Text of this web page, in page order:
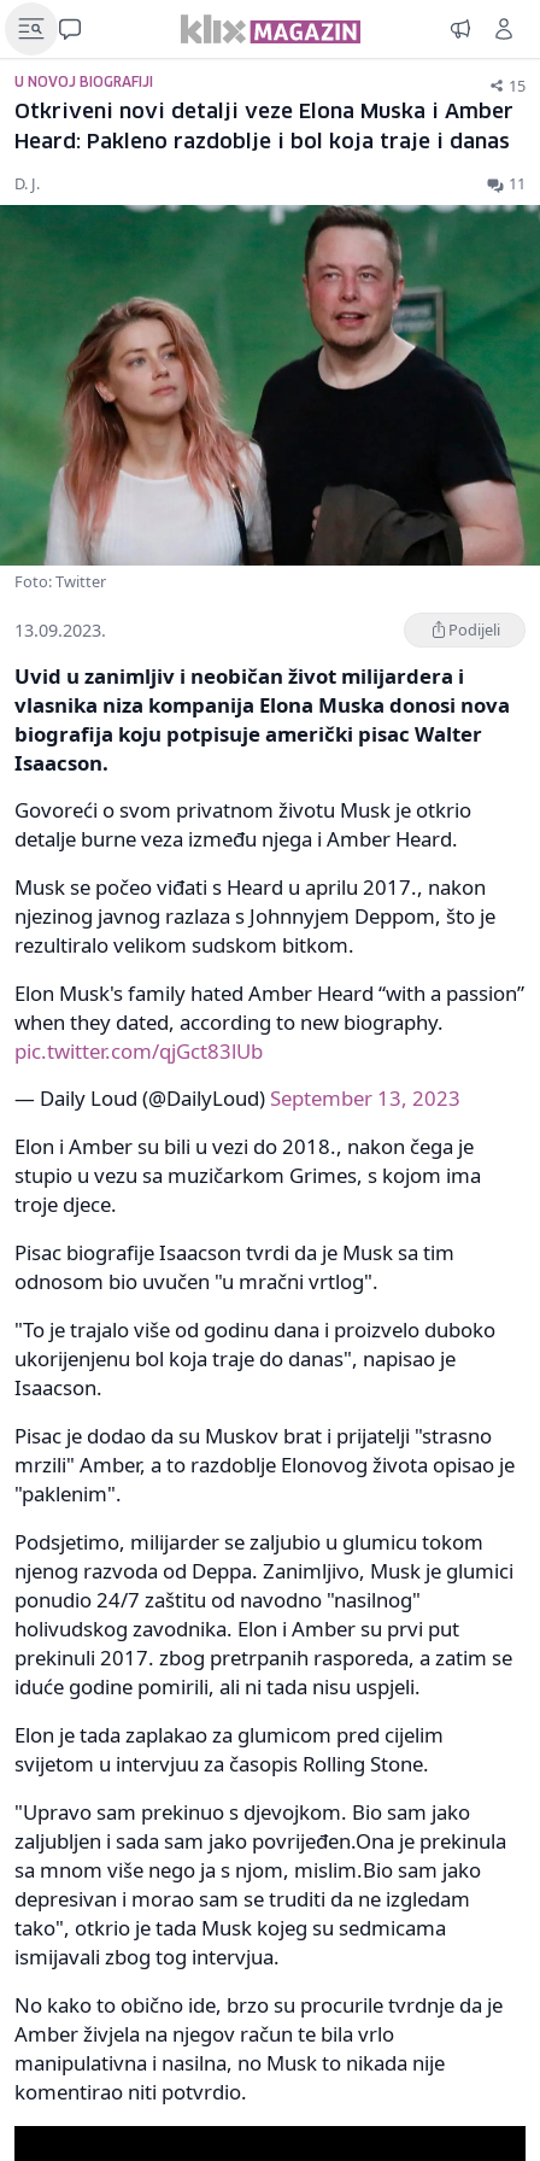
U NOVOJ BIOGRAFIJI 15
Otkriveni novi detalji veze Elona Muska i Amber
Heard: Pakleno razdoblje i bol koja traje i danas
D. J. 11
Foto: Twitter
13.09.2023. Podijeli
Uvid u zanimljiv i neobičan život milijardera i
vlasnika niza kompanija Elona Muska donosi nova
biografija koju potpisuje američki pisac Walter
Isaacson.
Govoreći o svom privatnom životu Musk je otkrio
detalje burne veza između njega i Amber Heard.
Musk se počeo viđati s Heard u aprilu 2017., nakon
njezinog javnog razlaza s Johnnyjem Deppom, što je
rezultiralo velikom sudskom bitkom.
Elon Musk's family hated Amber Heard “with a passion”
when they dated, according to new biography.
pic.twitter.com/qjGct83lUb
— Daily Loud (@DailyLoud) September 13, 2023
Elon i Amber su bili u vezi do 2018., nakon čega je
stupio u vezu sa muzičarkom Grimes, s kojom ima
troje djece.
Pisac biografije Isaacson tvrdi da je Musk sa tim
odnosom bio uvučen "u mračni vrtlog".
"To je trajalo više od godinu dana i proizvelo duboko
ukorijenjenu bol koja traje do danas", napisao je
Isaacson.
Pisac je dodao da su Muskov brat i prijatelji "strasno
mrzili" Amber, a to razdoblje Elonovog života opisao je
"paklenim".
Podsjetimo, milijarder se zaljubio u glumicu tokom
njenog razvoda od Deppa. Zanimljivo, Musk je glumici
ponudio 24/7 zaštitu od navodno "nasilnog"
holivudskog zavodnika. Elon i Amber su prvi put
prekinuli 2017. zbog pretrpanih rasporeda, a zatim se
iduće godine pomirili, ali ni tada nisu uspjeli.
Elon je tada zaplakao za glumicom pred cijelim
svijetom u intervjuu za časopis Rolling Stone.
"Upravo sam prekinuo s djevojkom. Bio sam jako
zaljubljen i sada sam jako povrijeđen.Ona je prekinula
sa mnom više nego ja s njom, mislim.Bio sam jako
depresivan i morao sam se truditi da ne izgledam
tako", otkrio je tada Musk kojeg su sedmicama
ismijavali zbog tog intervjua.
No kako to obično ide, brzo su procurile tvrdnje da je
Amber živjela na njegov račun te bila vrlo
manipulativna i nasilna, no Musk to nikada nije
komentirao niti potvrdio.